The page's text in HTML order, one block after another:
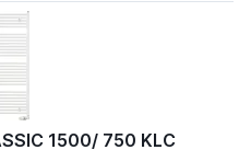
1500/ 750 KLC